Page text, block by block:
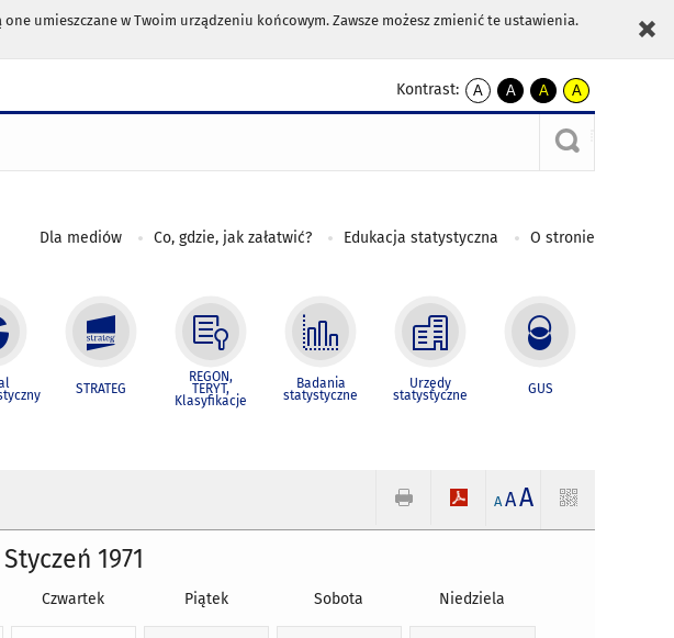
umieszczane w Twoim urządzeniu końcowym. Zawsze możesz zmienić te ustawienia.
Kontrast:
A
kontrast
A
kontrast
czarnym
A
kontrast
żółty
tekst
czarnym
A
kontrast
czarny
tekst
żółtym
Dla mediów Co, gdzie, jak załatwić? Edukacja statystyczna O stronie
STRATEG
REGON,
TERYT,
Klasyfikacje
Badania
statystyczne
Urzędy
statystyczne GUS
A AA
Styczeń 1971
Czwartek Piątek Sobota Niedziela